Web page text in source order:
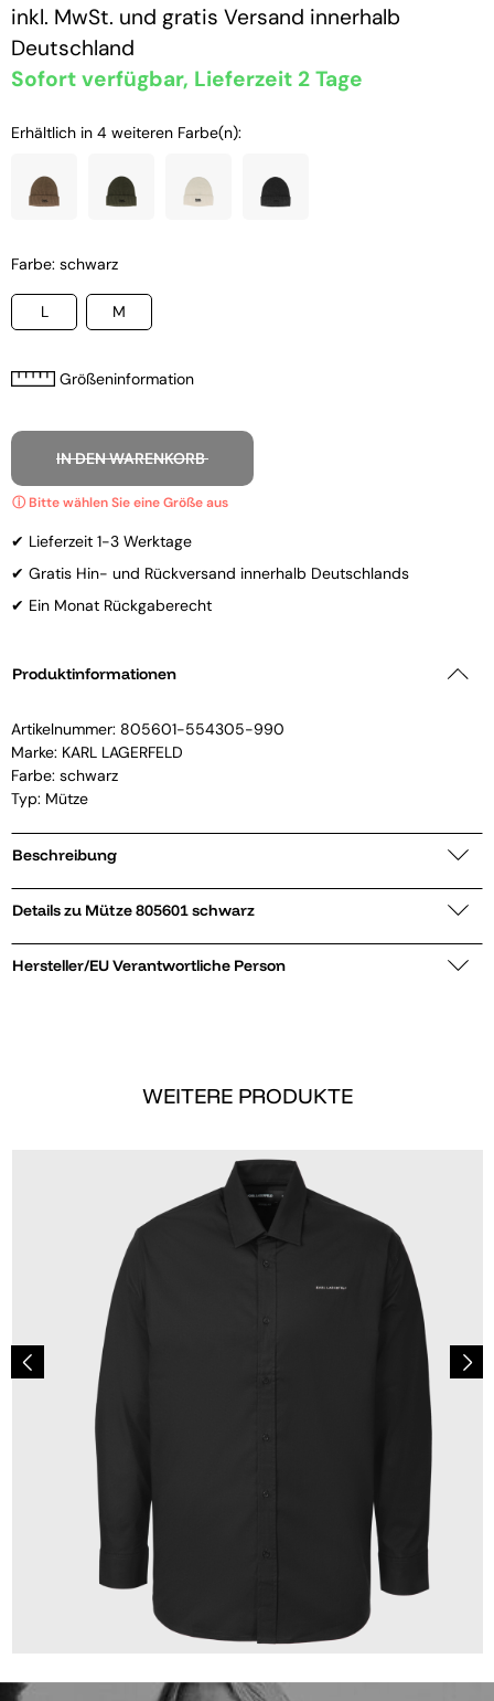
inkl. MwSt. und gratis Versand innerhalb
Deutschland
Sofort verfügbar, Lieferzeit 2 Tage
Erhältlich in 4 weiteren Farbe(n):
Farbe: schwarz
L M
Größeninformation
IN DEN WARENKORB
✔ Lieferzeit 1-3 Werktage
✔ Gratis Hin- und Rückversand innerhalb Deutschlands
✔ Ein Monat Rückgaberecht
Produktinformationen
Artikelnummer: 805601-554305-990
Marke: KARL LAGERFELD
Farbe: schwarz
Typ: Mütze
Beschreibung
Details zu Mütze 805601 schwarz
Hersteller/EU Verantwortliche Person
WEITERE PRODUKTE